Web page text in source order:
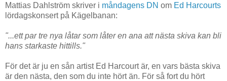
Mattias Dahlström skriver i måndagens DN om Ed Harcourts
lördagskonsert på Kägelbanan:
"...ett par tre nya låtar som låter en ana att nästa skiva kan bli
hans starkaste hittills."
För det är ju en sån artist Ed Harcourt är, en vars bästa skiva
är den nästa, den som du inte hört än. För så fort du hört